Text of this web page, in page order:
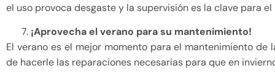
el uso provoca desgaste y la supervisión es la clave para
¡Aprovecha el verano para su mantenimiento!
El verano es el mejor momento para el mantenimiento de
de hacerle las reparaciones necesarias para que en